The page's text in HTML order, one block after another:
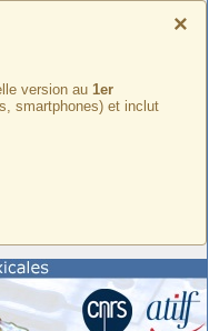
×
version au 1er
smartphones) et inclut